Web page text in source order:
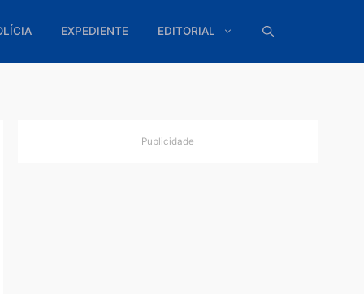
POLÍCIA EXPEDIENTE EDITORIAL
do
Em